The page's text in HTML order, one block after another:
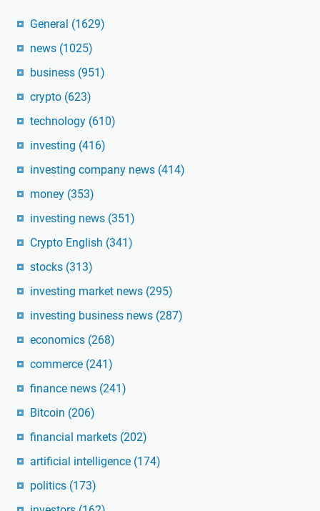
General (1629)
news (1025)
business (951)
crypto (623)
technology (610)
investing (416)
investing company news (414)
money (353)
investing news (351)
Crypto English (341)
stocks (313)
investing market news (295)
investing business news (287)
economics (268)
commerce (241)
finance news (241)
Bitcoin (206)
financial markets (202)
artificial intelligence (174)
politics (173)